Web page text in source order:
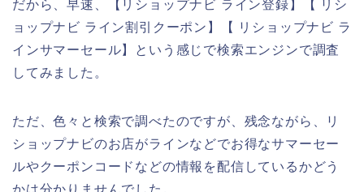
だから、早速、【リショップナビ ライン登録】【 リシ
ョップナビ ライン割引クーポン】【 リショップナビ ラ
インサマーセール】という感じで検索エンジンで調査
してみました。
ただ、色々と検索で調べたのですが、残念ながら、リ
ショップナビのお店がラインなどでお得なサマーセー
ルやクーポンコードなどの情報を配信しているかどう
かは分かりませんでした。